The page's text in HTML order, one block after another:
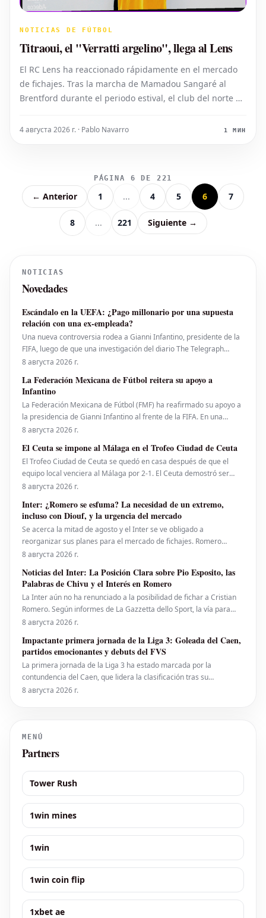
NOTICIAS DE FÚTBOL
Titraoui, el "Verratti argelino", llega al Lens
El RC Lens ha reaccionado rápidamente en el mercado
de fichajes. Tras la marcha de Mamadou Sangaré al
Brentford durante el periodo estival, el club del norte de
ha dejado el Charleroi para instalarse en Lens. Este
4 августа 2026 г. · Pablo Navarro 1 МИН
PÁGINA 6 DE 221
← Anterior 1 ... 4 5 6 7
8 ... 221 Siguiente →
NOTICIAS
Novedades
Escándalo en la UEFA: ¿Pago millonario por una supuesta
relación con una ex-empleada?
Una nueva controversia rodea a Gianni Infantino, presidente de la
FIFA, luego de que una investigación del diario The Telegraph
sugiriera que la UEFA desembolsó una suma considerable de
mundial habría tenido una relación sentimental
8 августа 2026 г.
La Federación Mexicana de Fútbol reitera su apoyo a
Infantino
La Federación Mexicana de Fútbol (FMF) ha reafirmado su apoyo a
la presidencia de Gianni Infantino al frente de la FIFA. En una
declaración oficial emitida a través de X, la FMF subrayó la
mejor protección reside en el r
8 августа 2026 г.
El Ceuta se impone al Málaga en el Trofeo Ciudad de Ceuta
El Trofeo Ciudad de Ceuta se quedó en casa después de que el
equipo local venciera al Málaga por 2-1. El Ceuta demostró ser
superior durante gran parte del encuentro, teniendo incluso
descanso. Haitam marcó el gol para el Málaga con
8 августа 2026 г.
Inter: ¿Romero se esfuma? La necesidad de un extremo,
incluso con Diouf, y la urgencia del mercado
Se acerca la mitad de agosto y el Inter se ve obligado a
reorganizar sus planes para el mercado de fichajes. Romero
parece cada vez más lejos y, con la posible permanencia de Pavard
defensa estará cubierta en términos numéricos. Sin emba
8 августа 2026 г.
Noticias del Inter: La Posición Clara sobre Pio Esposito, las
Palabras de Chivu y el Interés en Romero
La Inter aún no ha renunciado a la posibilidad de fichar a Cristian
Romero. Según informes de La Gazzetta dello Sport, la vía para
que el defensor argentino llegara al club nerazzurro no se ha
milanés habría intervenido personalmente p
8 августа 2026 г.
Impactante primera jornada de la Liga 3: Goleada del Caen,
partidos emocionantes y debuts del FVS
La primera jornada de la Liga 3 ha estado marcada por la
contundencia del Caen, que lidera la clasificación tras su
aplastante victoria contra el Valenciennes. El promuovido Thionville
8 августа 2026 г.
MENÚ
Partners
Tower Rush
1win mines
1win
1win coin flip
1xbet ae